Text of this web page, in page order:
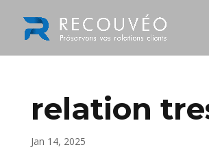
relation
Jan 14, 2025